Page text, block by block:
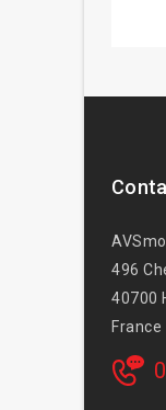
496
40700
France